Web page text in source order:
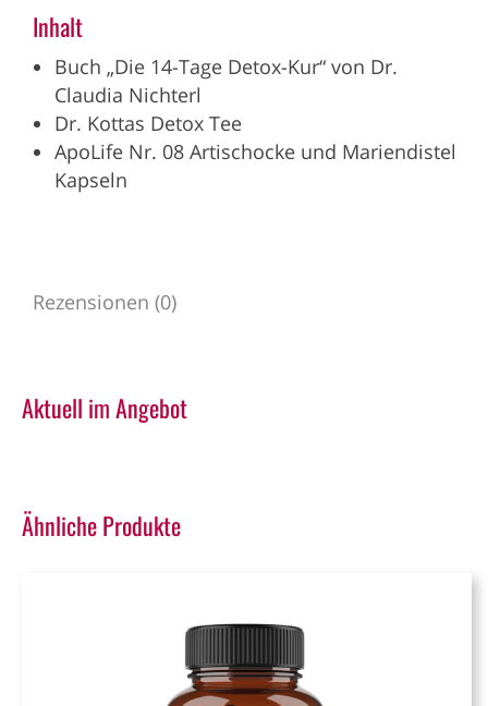
Inhalt
Buch „Die 14-Tage Detox-Kur“ von Dr.
Claudia Nichterl
Dr. Kottas Detox Tee
ApoLife Nr. 08 Artischocke und Mariendistel
Kapseln
Rezensionen (0)
Aktuell im Angebot
Ähnliche Produkte